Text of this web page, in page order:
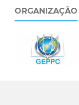
ORGANIZAÇÃO